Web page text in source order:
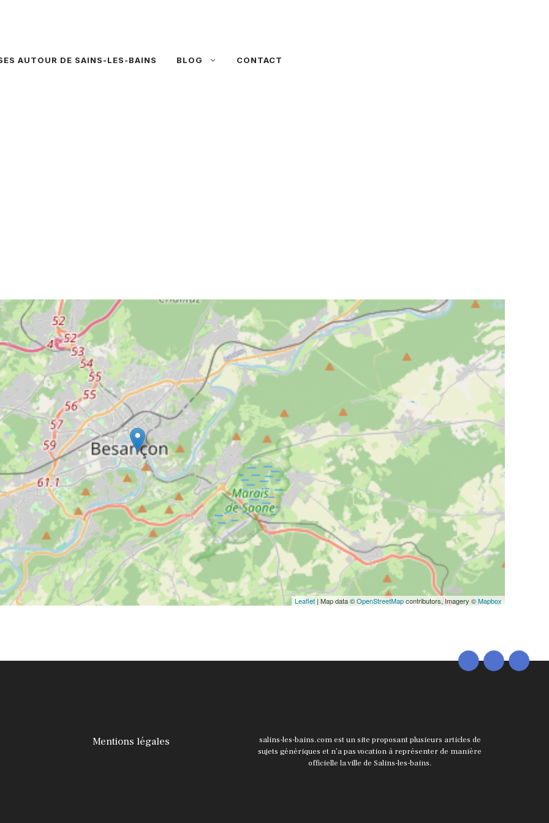
AUTOUR DE SAINS-LES-BAINS BLOG CONTACT
Leaflet | Map data ©OpenStreetMapcontributors, Imagery ©Mapbox
Mentions légales
salins-les-bains.com est un site proposant plusieurs articles de
sujets génériques et n’a pas vocation à représenter de manière
officielle la ville de Salins-les-bains.